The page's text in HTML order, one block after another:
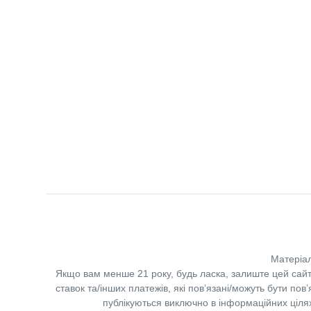
Якщо вам менше 21 року, будь ласка, залиште цей сайт.
ставок та/інших платежів, які пов’язані/можуть бути
публікуються виключно в інформаційних